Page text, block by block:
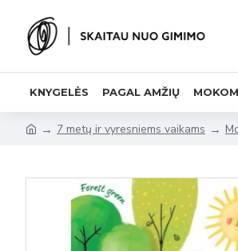
KNYGELĖS PAGAL AMŽIŲ
7 metų ir vyresniems vaikams